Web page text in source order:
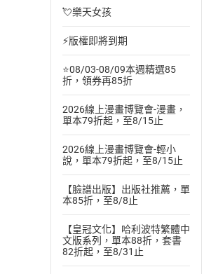
💘樂天女孩
⚡版權即將到期
⭐08/03-08/09本週精選85
折，領券再85折
2026線上漫畫博覽會-漫畫，
單本79折起，至8/15止
2026線上漫畫博覽會-輕小
說，單本79折起，至8/15止
【臉譜出版】出版社推薦，單
本85折，至8/8止
【皇冠文化】哈利波特繁體中
文版系列，單本88折，套書
82折起，至8/31止